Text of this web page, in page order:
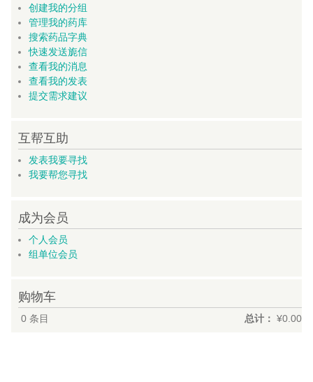
创建我的分组
管理我的药库
搜索药品字典
快速发送旎信
查看我的消息
查看我的发表
提交需求建议
互帮互助
发表我要寻找
我要帮您寻找
成为会员
个人会员
组单位会员
购物车
0条目 总计： ¥0.00